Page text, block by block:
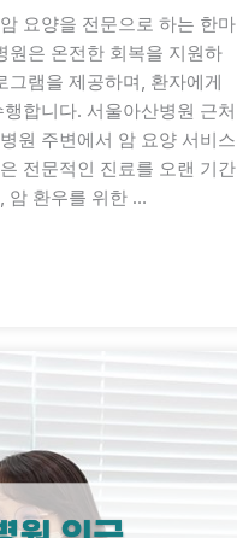
요양을 전문으로 하는 한마
원은 온전한 회복을 지원하
그램을 제공하며, 환자에게
합니다. 서울아산병원 근처
원 주변에서 암 요양 서비스
전문적인 진료를 오랜 기간
암 환우를 위한 …